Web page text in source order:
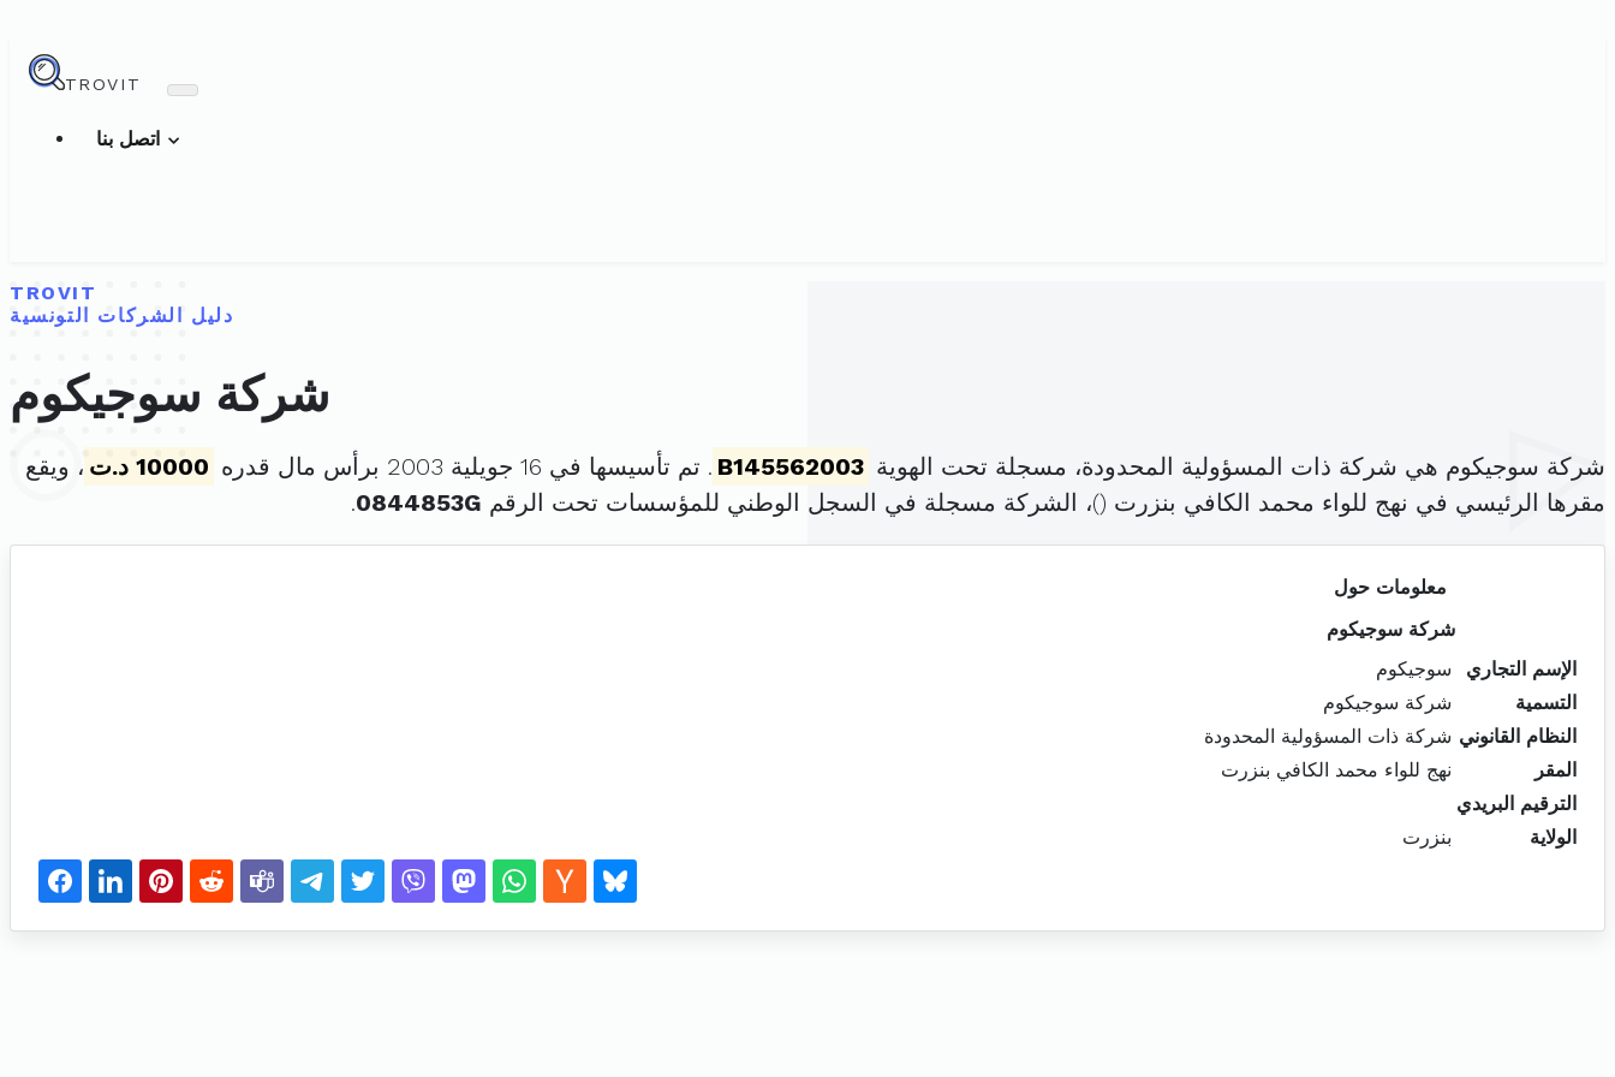
TROVIT
TROVIT
دليل الشركات التونسية
شركة سوجيكوم
شركة سوجيكوم هي شركة ذات المسؤولية المحدودة، مسجلة تحت الهوية B145562003 . تم تأسيسها في 16 جويلية 2003 برأس مال قدره 10000 د.ت
، ويقع
مقرها الرئيسي في نهج للواء محمد الكافي بنزرت ()، الشركة مسجلة في السجل الوطني للمؤسسات تحت الرقم 0844853G
.
معلومات حول
شركة سوجيكوم
الإسم التجاري
سوجيكوم
التسمية
شركة سوجيكوم
النظام القانوني شركة ذات المسؤولية المحدودة
المقر
نهج للواء محمد الكافي بنزرت
الترقيم البريدي
الولاية
بنزرت